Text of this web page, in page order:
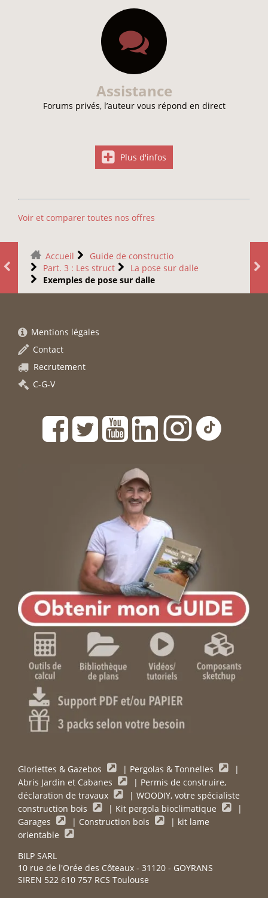
Assistance
Forums privés, l’auteur vous répond en direct
Plus d'infos
Voir et comparer toutes nos offres
Accueil
Guide de constructio
Part. 3 : Les struct
La pose sur dalle
Exemples de pose sur dalle
Mentions légales
Contact
Recrutement
C-G-V
Gloriettes & Gazebos | Pergolas & Tonnelles
|
Abris Jardin et Cabanes
| Permis de construire,
déclaration de travaux
| WOODIY, votre spécialiste
construction bois
| Kit pergola bioclimatique
|
Garages
| Construction bois | kit lame
orientable
BILP SARL
10 rue de l'Orée des Côteaux - 31120 - GOYRANS
SIREN 522 610 757 RCS Toulouse